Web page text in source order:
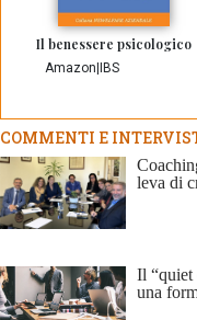
Il benessere psicologico
Amazon IBS
COMMENTI E
leva di
Il “quiet
una